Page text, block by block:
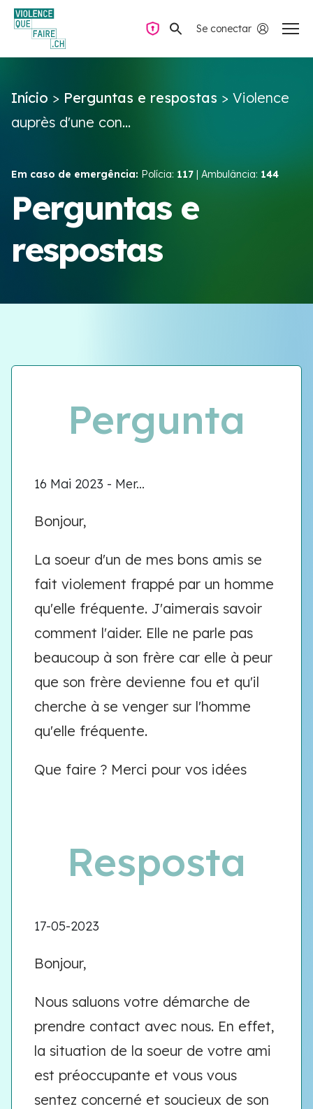
Se conectar
Perguntas e respostas
Violência no casal
Recursos e campanhas
Meet our team
Navegação privada
Início > Perguntas e respostas > Violence
auprès d'une con...
Em caso de emergência: Polícia: 117 | Ambulância: 144
Perguntas e
respostas
Pergunta
16 Mai 2023 - Mer...
Bonjour,
La soeur d'un de mes bons amis se
fait violement frappé par un homme
qu'elle fréquente. J'aimerais savoir
comment l'aider. Elle ne parle pas
beaucoup à son frère car elle à peur
que son frère devienne fou et qu'il
cherche à se venger sur l'homme
qu'elle fréquente.
Que faire ? Merci pour vos idées
Resposta
17-05-2023
Bonjour,
Nous saluons votre démarche de
prendre contact avec nous. En effet,
la situation de la soeur de votre ami
est préoccupante et vous vous
sentez concerné et soucieux de son